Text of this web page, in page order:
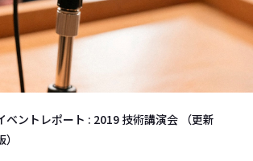
ベントレポート : 2019 技術講演会 （更新
）